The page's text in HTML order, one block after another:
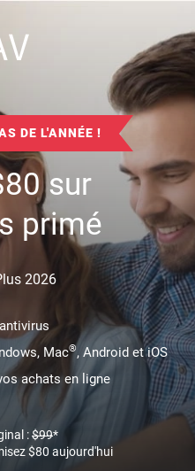
DE L'ANNÉE !
80sur
primé
2026
Mac®, Android et iOS
achats en ligne
:$99*
$80 aujourd'hui